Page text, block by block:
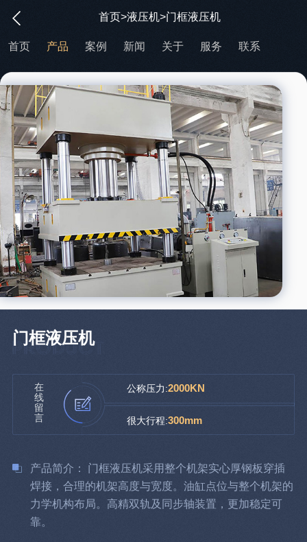
首页>液压机>门框液压机
首页 产品 案例 新闻 关于 服务 联系
门框液压机
在
线
留
言
公称压力:2000KN
很大行程:300mm
产品简介： 门框液压机采用整个机架实心厚钢板穿插
焊接，合理的机架高度与宽度。油缸点位与整个机架的
力学机构布局。高精双轨及同步轴装置，更加稳定可
靠。